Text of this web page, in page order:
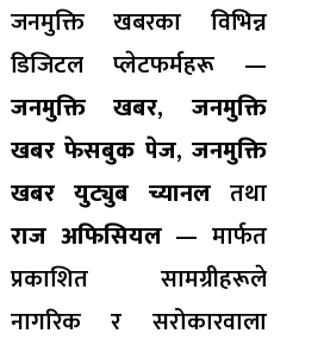
जनमुक्ति खबरका विभिन्न
डिजिटल प्लेटफर्महरू —
जनमुक्ति खबर, जनमुक्ति
खबर फेसबुक पेज, जनमुक्ति
खबर युट्युब च्यानलतथा
राज अफिसियल— मार्फत
प्रकाशित सामग्रीहरूले
नागरिक र सरोकारवाला